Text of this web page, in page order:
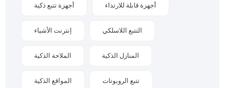
أجهزة تتبع ذكية أجهزة قابلة للارتداء
إنترنت الأشياء التتبع اللاسلكي
الملاحة الذكية المنازل الذكية
المواقع الذكية تتبع الروبوتات